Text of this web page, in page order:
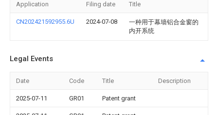
Application Filing date Title
CN202421592955.6U 2024-07-08
一种用于幕墙铝合金窗的
内开系统
Legal Events
Date Code Title Description
2025-07-11 GR01 Patent grant